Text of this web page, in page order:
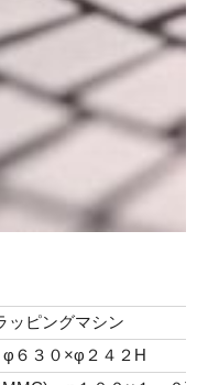
ッピングマシン
６３０×φ２４２H